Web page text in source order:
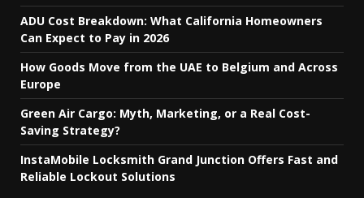
ADU Cost Breakdown: What California Homeowners
Can Expect to Pay in 2026
How Goods Move from the UAE to Belgium and Across
Europe
Green Air Cargo: Myth, Marketing, or a Real Cost-
Saving Strategy?
InstaMobile Locksmith Grand Junction Offers Fast and
Reliable Lockout Solutions